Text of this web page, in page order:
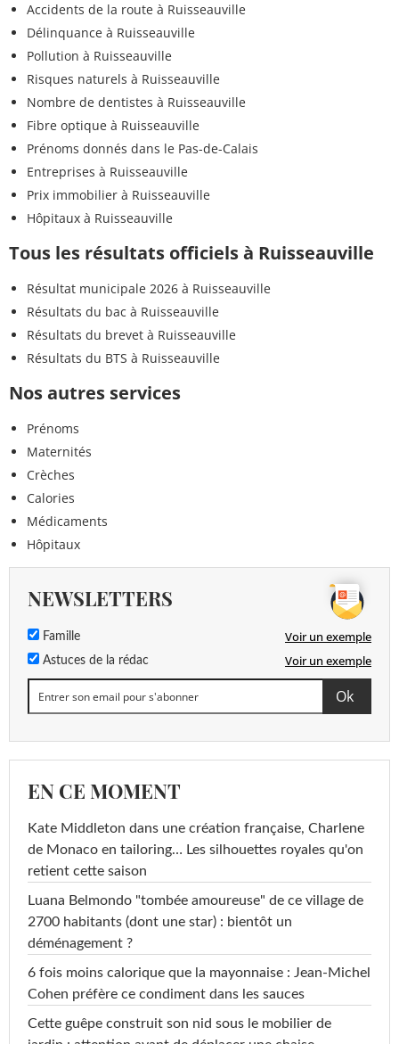
Accidents de la route à Ruisseauville
Délinquance à Ruisseauville
Pollution à Ruisseauville
Risques naturels à Ruisseauville
Nombre de dentistes à Ruisseauville
Fibre optique à Ruisseauville
Prénoms donnés dans le Pas-de-Calais
Entreprises à Ruisseauville
Prix immobilier à Ruisseauville
Hôpitaux à Ruisseauville
Tous les résultats officiels à Ruisseauville
Résultat municipale 2026 à Ruisseauville
Résultats du bac à Ruisseauville
Résultats du brevet à Ruisseauville
Résultats du BTS à Ruisseauville
Nos autres services
Prénoms
Maternités
Crèches
Calories
Médicaments
Hôpitaux
NEWSLETTERS
Famille Voir un exemple
Astuces de la rédac Voir un exemple
EN CE MOMENT
Kate Middleton dans une création française, Charlene
de Monaco en tailoring… Les silhouettes royales qu'on
retient cette saison
Luana Belmondo "tombée amoureuse" de ce village de
2700 habitants (dont une star) : bientôt un
déménagement ?
6 fois moins calorique que la mayonnaise : Jean-Michel
Cohen préfère ce condiment dans les sauces
Cette guêpe construit son nid sous le mobilier de